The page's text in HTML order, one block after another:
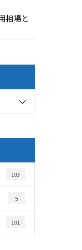
相場と
103
5
101